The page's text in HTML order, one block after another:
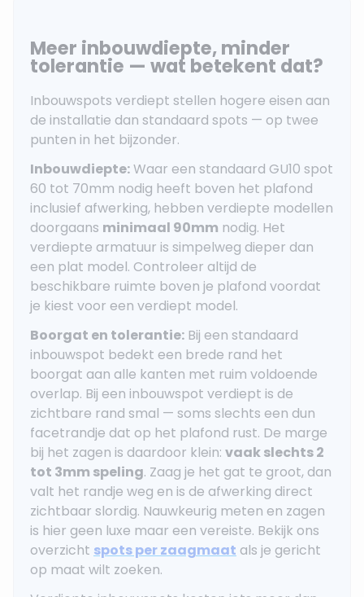
Meer inbouwdiepte, minder
tolerantie — wat betekent dat?
Inbouwspots verdiept stellen hogere eisen aan
de installatie dan standaard spots — op twee
punten in het bijzonder.
Inbouwdiepte:Waar een standaard GU10 spot
60 tot 70mm nodig heeft boven het plafond
inclusief afwerking, hebben verdiepte modellen
doorgaans minimaal 90mm nodig. Het
verdiepte armatuur is simpelweg dieper dan
een plat model. Controleer altijd de
beschikbare ruimte boven je plafond voordat
je kiest voor een verdiept model.
Boorgat en tolerantie: Bij een standaard
inbouwspot bedekt een brede rand het
boorgat aan alle kanten met ruim voldoende
overlap. Bij een inbouwspot verdiept is de
zichtbare rand smal — soms slechts een dun
facetrandje dat op het plafond rust. De marge
bij het zagen is daardoor klein: vaak slechts 2
tot 3mm speling. Zaag je het gat te groot, dan
valt het randje weg en is de afwerking direct
zichtbaar slordig. Nauwkeurig meten en zagen
is hier geen luxe maar een vereiste. Bekijk ons
overzicht spots per zaagmaat als je gericht
op maat wilt zoeken.